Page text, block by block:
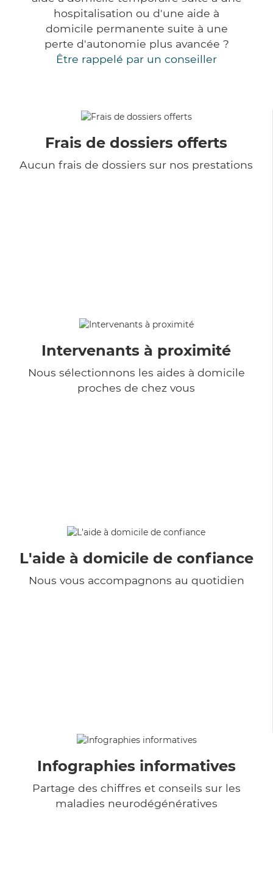
hospitalisation ou d'une aide à
domicile permanente suite à une
perte d'autonomie plus avancée ?
Être rappelé par un conseiller
Frais de dossiers offerts
Aucun frais de dossiers sur nos prestations
Intervenants à proximité
Nous sélectionnons les aides à domicile
proches de chez vous
L'aide à domicile de confiance
Nous vous accompagnons au quotidien
Infographies informatives
Partage des chiffres et conseils sur les
maladies neurodégénératives